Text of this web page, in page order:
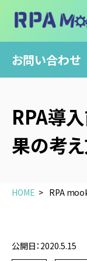
お問い合わせ
RPA導
果の考
HOME RPA
公開日：2020.5.15